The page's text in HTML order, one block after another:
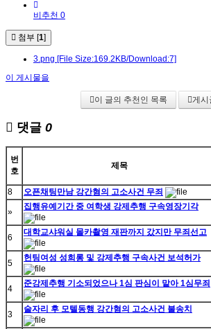
비추천 0
첨부 [1]
3.png [File Size:169.2KB/Download:7]
이 게시물을
이 글의 추천인 목록 게시
댓글 0
번
호
제목
8
오픈채팅만남 강간혐의 고소사건 무죄
»
집행유예기간 중 여학생 강제추행 구속영장기각
6
대학교샤워실 몰카촬영 재판까지 갔지만 무죄선고
5
헌팅여성 성희롱 및 강제추행 구속사건 보석허가
4
준강제추행 기소되었으나 1심 판심이 맡아 1심무죄
3
술자리 후 모텔동행 강간혐의 고소사건 불송치